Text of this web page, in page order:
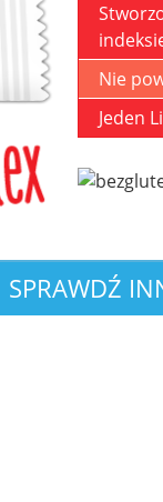
Nie
Jeden
SPRAWDŹ